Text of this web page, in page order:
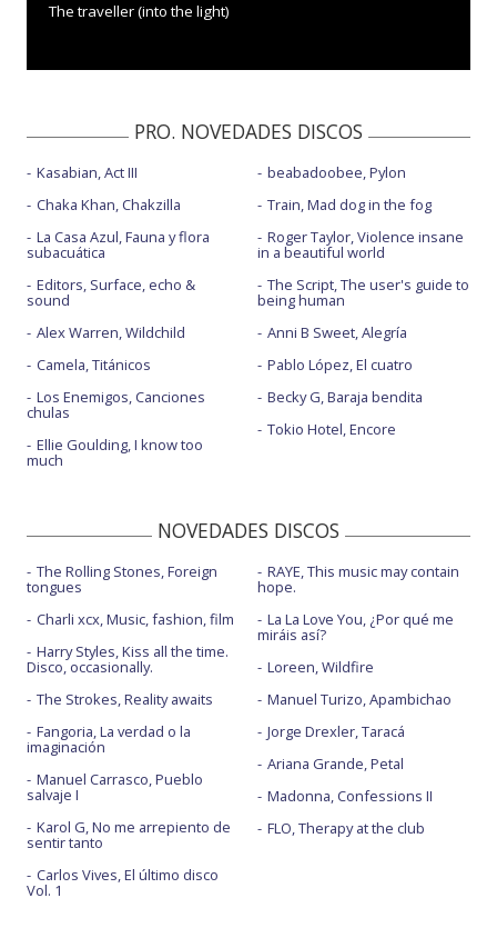
The traveller (into the light)
PRO. NOVEDADES DISCOS
Kasabian, Act III
Chaka Khan, Chakzilla
La Casa Azul, Fauna y flora
subacuática
Editors, Surface, echo &
sound
Alex Warren, Wildchild
Camela, Titánicos
Los Enemigos, Canciones
chulas
Ellie Goulding, I know too
much
beabadoobee, Pylon
Train, Mad dog in the fog
Roger Taylor, Violence insane
in a beautiful world
The Script, The user's guide to
being human
Anni B Sweet, Alegría
Pablo López, El cuatro
Becky G, Baraja bendita
Tokio Hotel, Encore
NOVEDADES DISCOS
The Rolling Stones, Foreign
tongues
Charli xcx, Music, fashion, film
Harry Styles, Kiss all the time.
Disco, occasionally.
The Strokes, Reality awaits
Fangoria, La verdad o la
imaginación
Manuel Carrasco, Pueblo
salvaje I
Karol G, No me arrepiento de
sentir tanto
Carlos Vives, El último disco
Vol. 1
RAYE, This music may contain
hope.
La La Love You, ¿Por qué me
miráis así?
Loreen, Wildfire
Manuel Turizo, Apambichao
Jorge Drexler, Taracá
Ariana Grande, Petal
Madonna, Confessions II
FLO, Therapy at the club